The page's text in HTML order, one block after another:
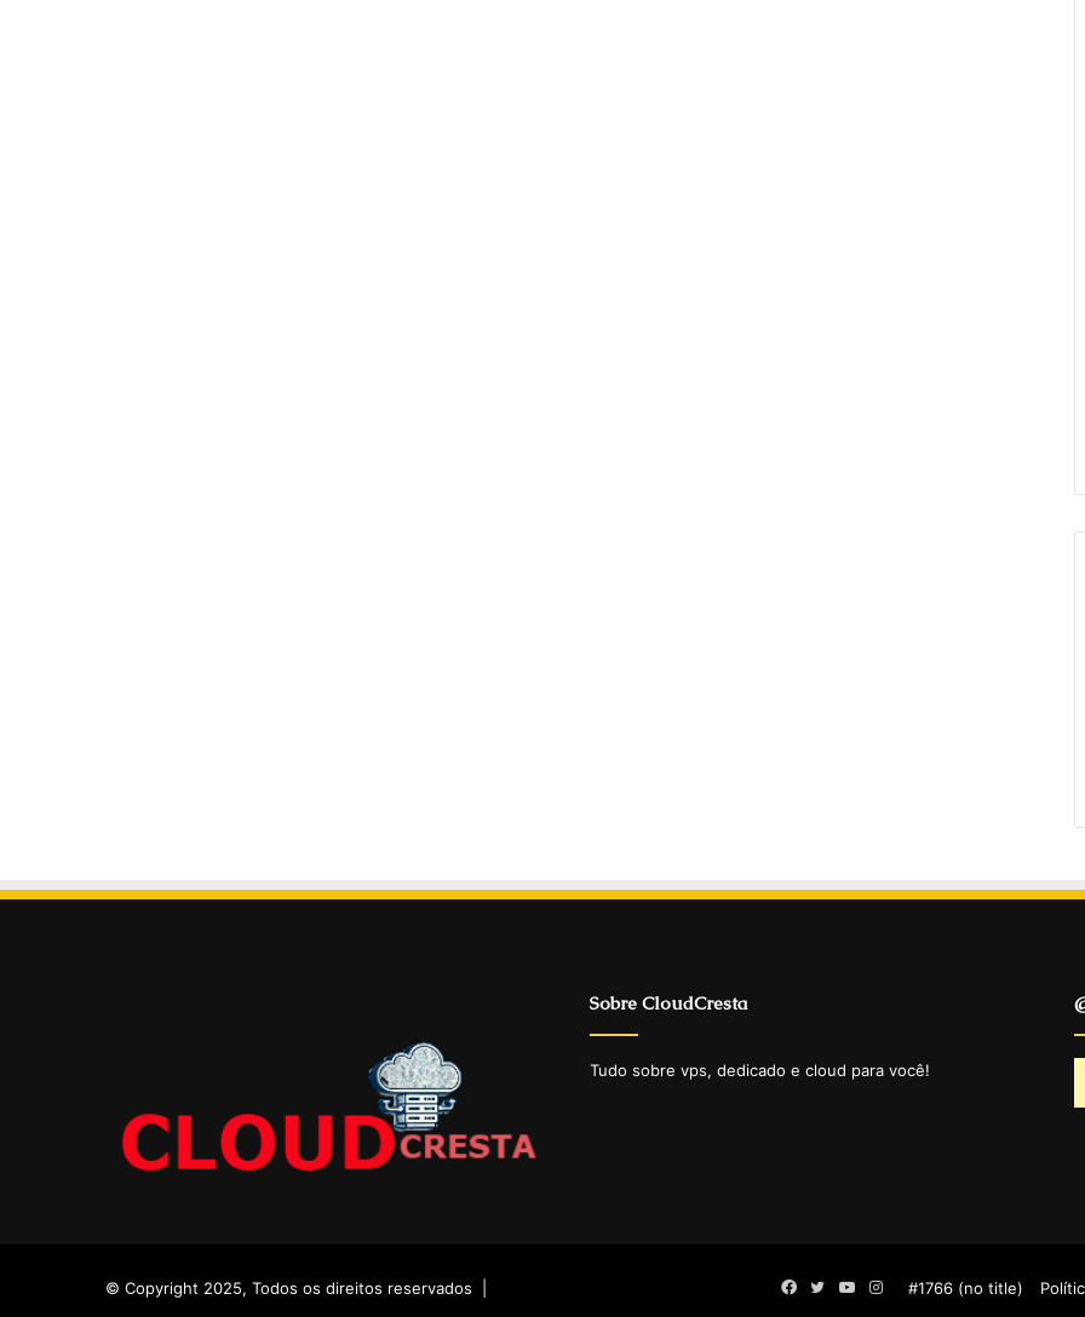
Sobre CloudCresta
Tudo sobre vps, dedicado e cloud para você!
© Copyright 2025, Todos os direitos reservados | #1766 (no title)
Facebook
TwitterYouTube
Instagram